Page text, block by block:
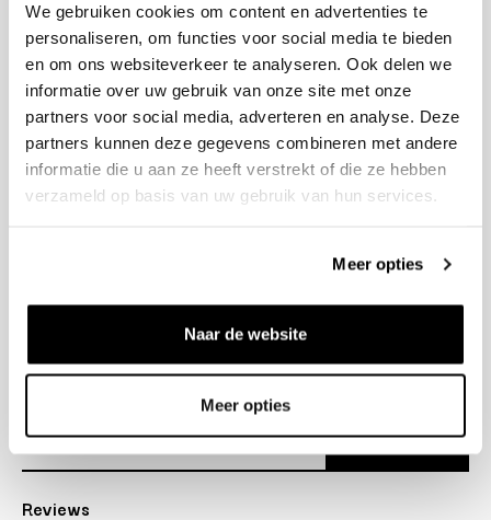
We gebruiken cookies om content en advertenties te
personaliseren, om functies voor social media te bieden
en om ons websiteverkeer te analyseren. Ook delen we
informatie over uw gebruik van onze site met onze
partners voor social media, adverteren en analyse. Deze
partners kunnen deze gegevens combineren met andere
informatie die u aan ze heeft verstrekt of die ze hebben
verzameld op basis van uw gebruik van hun services.
Meer opties
Naar de website
Meer opties
+31 23 205 2006
info@bruut.nl
Contact Formulier
Open 12:00 - 18:00
OPENINGSTIJDEN
Over ons
Reviews